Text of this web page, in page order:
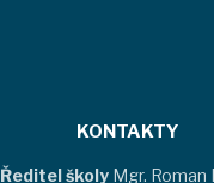
KONTAKTY
Ředitel školy Mgr. Roman